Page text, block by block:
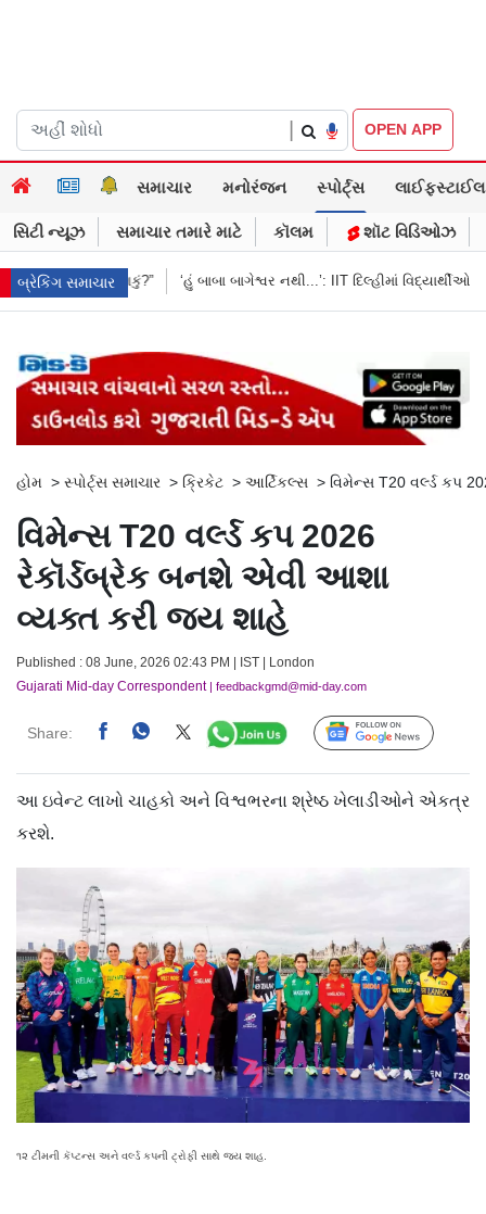
OPEN APP
સમાચાર મનોરંજન સ્પોર્ટ્સ લાઈફસ્ટાઈલ
સિટી ન્યૂઝ સમાચાર તમારે માટે કૉલમ શૉટ વિડિઓઝ
બ્રેકિંગ સમાચાર
નથી...’: IIT દિલ્હીમાં વિદ્યાર્થીઓ સાથે PM મોદીનો રમુજી સંવાદ થાણે: શાળાના
હોમ > સ્પોર્ટ્સ સમાચાર > ક્રિકેટ > આર્ટિકલ્સ > વિમેન્સ T20 વર્લ્ડ કપ
વિમેન્સ T20 વર્લ્ડ કપ 2026
રેકૉર્ડબ્રેક બનશે એવી આશા
વ્યક્ત કરી જય શાહે
Published : 08 June, 2026 02:43 PM | IST | London
Gujarati Mid-day Correspondent| feedbackgmd@mid-day.com
Share: Follow Us
આ ઇવેન્ટ લાખો ચાહકો અને વિશ્વભરના શ્રેષ્ઠ ખેલાડીઓને એકત્ર
કરશે.
૧૨ ટીમની કૅપ્ટન્સ અને વર્લ્ડ કપની ટ્રોફી સાથે જય શાહ.